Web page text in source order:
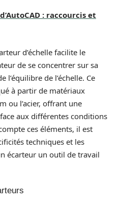
: raccourcis et
d’échelle facilite le
de se concentrer sur sa
l’équilibre de l’échelle. Ce
à partir de matériaux
ou l’acier, offrant une
aux différentes conditions
ces éléments, il est
techniques et les
écarteur un outil de travail